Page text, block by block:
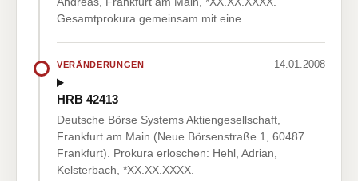
Gesamtprokura gemeinsam mit eine…
VERÄNDERUNGEN 14.01.2008
HRB 42413
Deutsche Börse Systems Aktiengesellschaft,
Frankfurt am Main (Neue Börsenstraße 1, 60487
Frankfurt). Prokura erloschen: Hehl, Adrian,
Kelsterbach, *XX.XX.XXXX.